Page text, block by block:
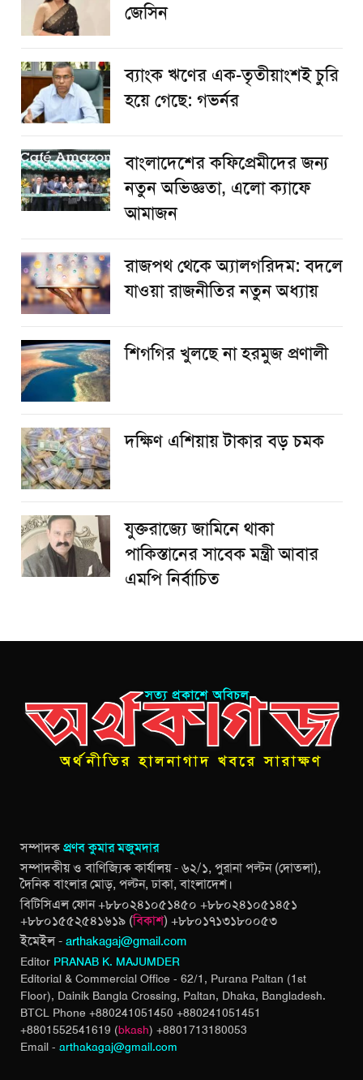
জেসিন
ব্যাংক ঋণের এক-তৃতীয়াংশই চুরি
হয়ে গেছে: গভর্নর
বাংলাদেশের কফিপ্রেমীদের জন্য
নতুন অভিজ্ঞতা, এলো ক্যাফে
আমাজন
রাজপথ থেকে অ্যালগরিদম: বদলে
যাওয়া রাজনীতির নতুন অধ্যায়
শিগগির খুলছে না হরমুজ প্রণালী
দক্ষিণ এশিয়ায় টাকার বড় চমক
যুক্তরাজ্যে জামিনে থাকা
পাকিস্তানের সাবেক মন্ত্রী আবার
এমপি নির্বাচিত
সম্পাদকপ্রণব কুমার মজুমদার
সম্পাদকীয় ও বাণিজ্যিক কার্যালয় - ৬২/১, পুরানা পল্টন (দোতলা),
দৈনিক বাংলার মোড়, পল্টন, ঢাকা, বাংলাদেশ।
বিটিসিএল ফোন +৮৮০২৪১০৫১৪৫০ +৮৮০২৪১০৫১৪৫১
+৮৮০১৫৫২৫৪১৬১৯ (বিকাশ) +৮৮০১৭১৩১৮০০৫৩
ইমেইল - arthakagaj@gmail.com
Editor PRANAB K. MAJUMDER
Editorial & Commercial Office - 62/1, Purana Paltan (1st
Floor), Dainik Bangla Crossing, Paltan, Dhaka, Bangladesh.
BTCL Phone +880241051450 +880241051451
+8801552541619 (bkash) +8801713180053
Email - arthakagaj@gmail.com